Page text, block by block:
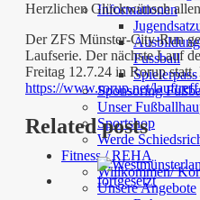
Informationen
Fussball
Sponsoring
Unser
Sportshop
Werde
Fitness / REHA
Willkommen/
Unsere Angebote
Herzlichen Glückwünsch
Der ZFS Münster-City-Run
Laufserie. Der nächste Lauf
Freitag 12.7.24 in Rorup
https://www.rorup.net/
Related posts